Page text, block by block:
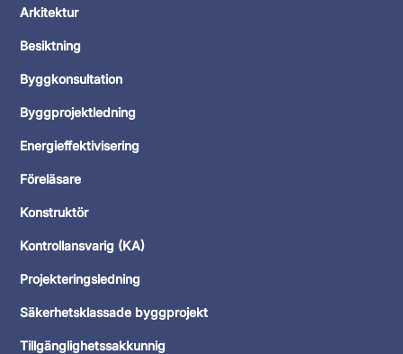
Arkitektur
Besiktning
Byggkonsultation
Byggprojektledning
Energieffektivisering
Föreläsare
Konstruktör
Kontrollansvarig (KA)
Projekteringsledning
Säkerhetsklassade byggprojekt
Tillgänglighetssakkunnig